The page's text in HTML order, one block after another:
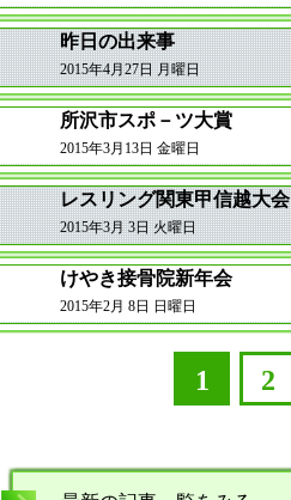
昨日の出来事
2015年4月27日 月曜日
所沢市スポ－ツ大賞
2015年3月13日 金曜日
レスリング関東甲信越大会
2015年3月 3日 火曜日
けやき接骨院新年会
2015年2月 8日 日曜日
1 2